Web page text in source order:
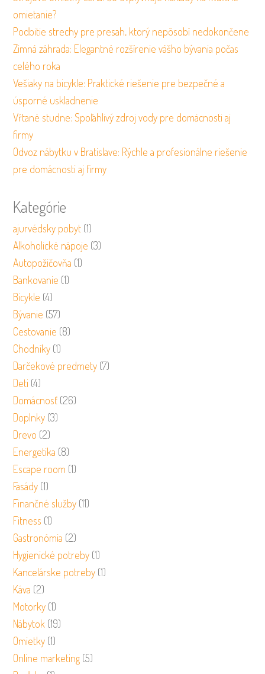
omietanie?
Podbitie strechy pre presah, ktorý nepôsobí nedokončene
Zimná záhrada: Elegantné rozšírenie vášho bývania počas
celého roka
Vešiaky na bicykle: Praktické riešenie pre bezpečné a
úsporné uskladnenie
Vŕtané studne: Spoľahlivý zdroj vody pre domácnosti aj
firmy
Odvoz nábytku v Bratislave: Rýchle a profesionálne riešenie
pre domácnosti aj firmy
Kategórie
ajurvédsky pobyt (1)
Alkoholické nápoje (3)
Autopožičovňa (1)
Bankovanie (1)
Bicykle (4)
Bývanie (57)
Cestovanie (8)
Chodníky (1)
Darčekové predmety (7)
Deti (4)
Domácnosť (26)
Doplnky (3)
Drevo (2)
Energetika (8)
Escape room (1)
Fasády (1)
Finančné služby (11)
Fitness (1)
Gastronómia (2)
Hygienické potreby (1)
Kancelárske potreby (1)
Káva (2)
Motorky (1)
Nábytok (19)
Omietky (1)
Online marketing (5)